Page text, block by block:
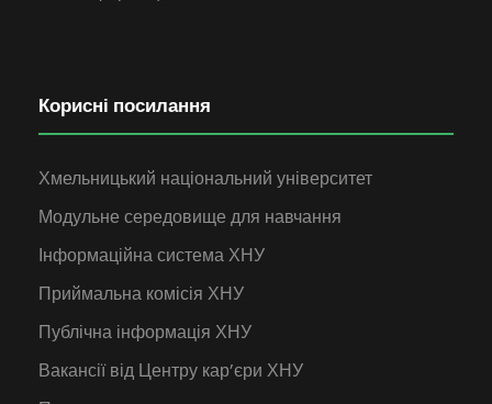
Корисні посилання
Хмельницький національний університет
Модульне середовище для навчання
Інформаційна система ХНУ
Приймальна комісія ХНУ
Публічна інформація ХНУ
Вакансії від Центру кар’єри ХНУ